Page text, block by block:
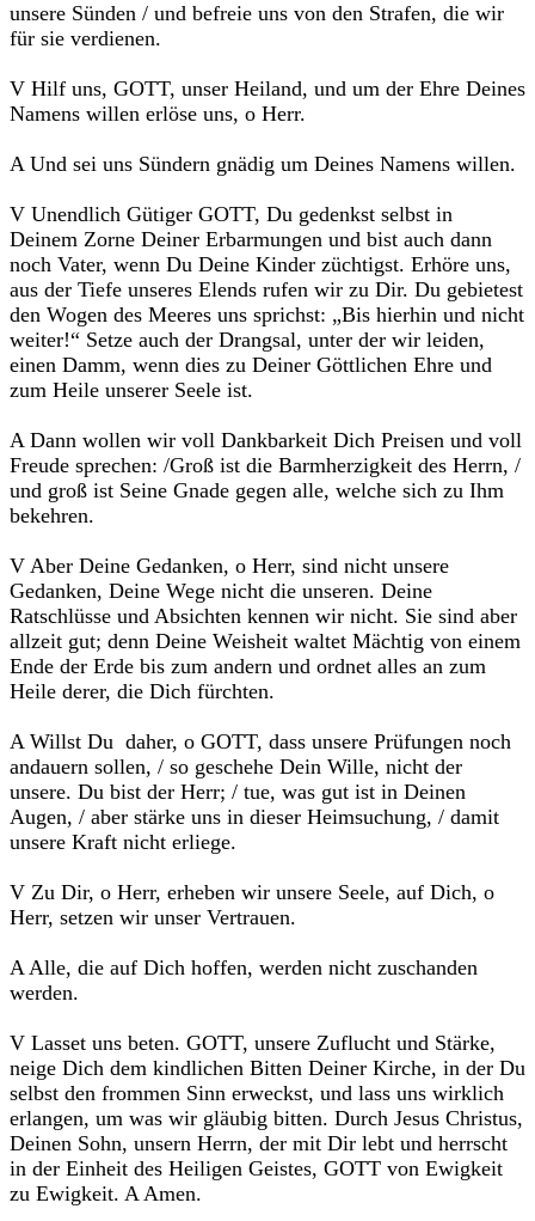
unsere Sünden / und befreie uns von den Strafen, die wir
für sie verdienen.
V Hilf uns, GOTT, unser Heiland, und um der Ehre Deines
Namens willen erlöse uns, o Herr.
A Und sei uns Sündern gnädig um Deines Namens willen.
V Unendlich Gütiger GOTT, Du gedenkst selbst in
Deinem Zorne Deiner Erbarmungen und bist auch dann
noch Vater, wenn Du Deine Kinder züchtigst. Erhöre uns,
aus der Tiefe unseres Elends rufen wir zu Dir. Du gebietest
den Wogen des Meeres uns sprichst: „Bis hierhin und nicht
weiter!“ Setze auch der Drangsal, unter der wir leiden,
einen Damm, wenn dies zu Deiner Göttlichen Ehre und
zum Heile unserer Seele ist.
A Dann wollen wir voll Dankbarkeit Dich Preisen und voll
Freude sprechen: /Groß ist die Barmherzigkeit des Herrn, /
und groß ist Seine Gnade gegen alle, welche sich zu Ihm
bekehren.
V Aber Deine Gedanken, o Herr, sind nicht unsere
Gedanken, Deine Wege nicht die unseren. Deine
Ratschlüsse und Absichten kennen wir nicht. Sie sind aber
allzeit gut; denn Deine Weisheit waltet Mächtig von einem
Ende der Erde bis zum andern und ordnet alles an zum
Heile derer, die Dich fürchten.
A Willst Du daher, o GOTT, dass unsere Prüfungen noch
andauern sollen, / so geschehe Dein Wille, nicht der
unsere. Du bist der Herr; / tue, was gut ist in Deinen
Augen, / aber stärke uns in dieser Heimsuchung, / damit
unsere Kraft nicht erliege.
V Zu Dir, o Herr, erheben wir unsere Seele, auf Dich, o
Herr, setzen wir unser Vertrauen.
A Alle, die auf Dich hoffen, werden nicht zuschanden
werden.
V Lasset uns beten. GOTT, unsere Zuflucht und Stärke,
neige Dich dem kindlichen Bitten Deiner Kirche, in der Du
selbst den frommen Sinn erweckst, und lass uns wirklich
erlangen, um was wir gläubig bitten. Durch Jesus Christus,
Deinen Sohn, unsern Herrn, der mit Dir lebt und herrscht
in der Einheit des Heiligen Geistes, GOTT von Ewigkeit
zu Ewigkeit. A Amen.